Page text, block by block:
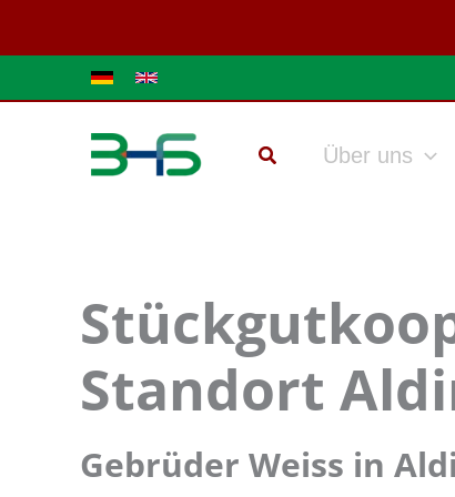
Inhalt
Über uns
Standort
Gebrüder Weiss in